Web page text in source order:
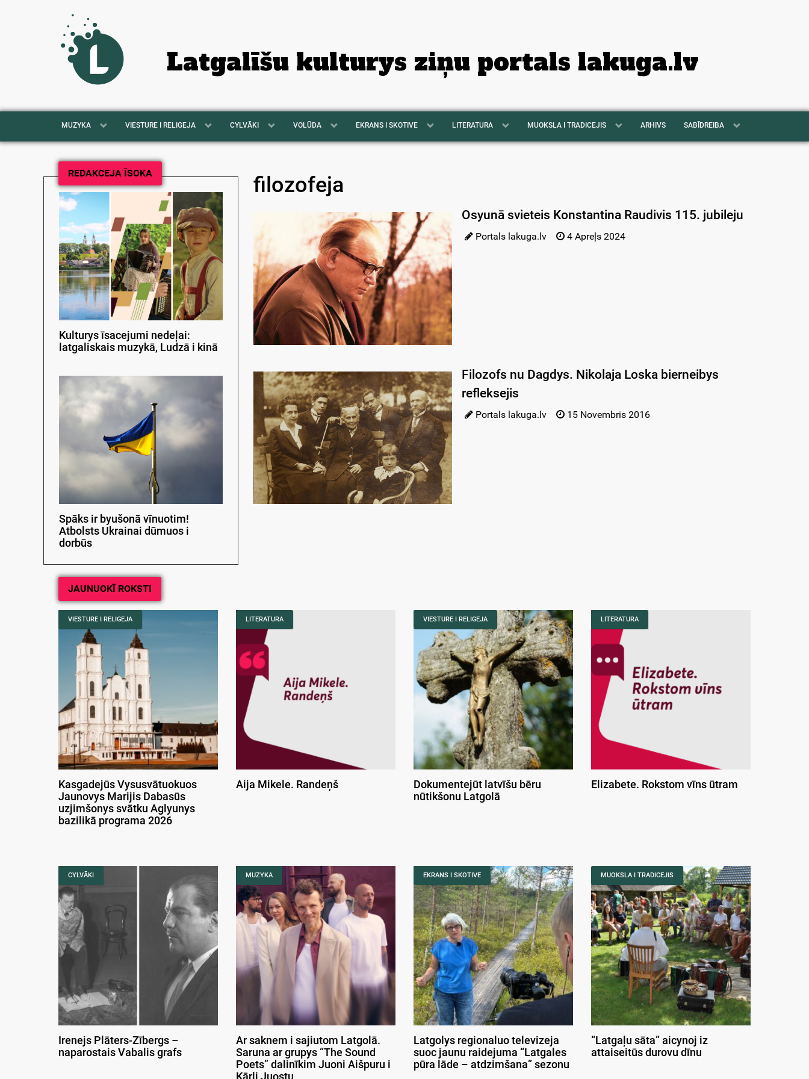
Latgalīšu kulturys ziņu portals lakuga.lv
MUZYKA VIESTURE I RELIGEJA CYLVĀKI VOLŪDA EKRANS I SKOTIVE LITERATURA MUOKSLA I TRADICEJIS ARHIVS SABĪDREIBA
REDAKCEJA ĪSOKA
Kulturys īsacejumi nedeļai:
latgaliskais muzykā, Ludzā i kinā
Spāks ir byušonā vīnuotim!
Atbolsts Ukrainai dūmuos i
dorbūs
filozofeja
Osyunā svieteis Konstantina Raudivis 115. jubileju
Portals lakuga.lv 4 Apreļs 2024
Filozofs nu Dagdys. Nikolaja Loska bierneibys
refleksejis
Portals lakuga.lv 15 Novembris 2016
JAUNUOKĪ ROKSTI
VIESTURE I RELIGEJA
Kasgadejūs Vysusvātuokuos
Jaunovys Marijis Dabasūs
uzjimšonys svātku Aglyunys
bazilikā programa 2026
LITERATURA
Aija Mikele. Randeņš
VIESTURE I RELIGEJA
Dokumentejūt latvīšu bēru
nūtikšonu Latgolā
LITERATURA
Elizabete. Rokstom vīns ūtram
CYLVĀKI
Irenejs Plāters-Zībergs –
naparostais Vabalis grafs
MUZYKA
Ar saknem i sajiutom Latgolā.
Saruna ar grupys “The Sound
Poets” dalinīkim Juoni Aišpuru i
Kārli Juostu
EKRANS I SKOTIVE
Latgolys regionaluo televizeja
suoc jaunu raidejuma “Latgales
pūra lāde – atdzimšana” sezonu
MUOKSLA I TRADICEJIS
“Latgaļu sāta” aicynoj iz
attaiseitūs durovu dīnu